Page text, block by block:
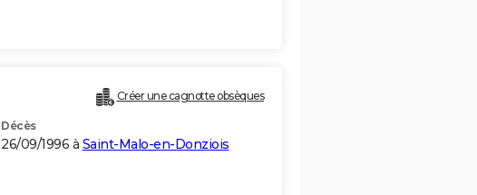
Créer une cagnotte obsèques
Décès
26/09/1996 à Saint-Malo-en-Donziois